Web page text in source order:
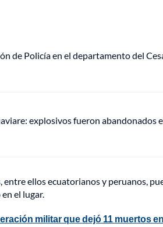
de Policía en el departamento del
explosivos fueron abandonados
ellos ecuatorianos y peruanos,
el lugar.
militar que dejó 11 muertos